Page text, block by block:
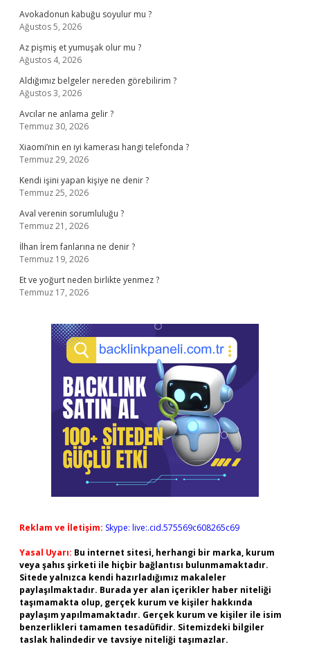
Avokadonun kabuğu soyulur mu ?
Ağustos 5, 2026
Az pişmiş et yumuşak olur mu ?
Ağustos 4, 2026
Aldığımız belgeler nereden görebilirim ?
Ağustos 3, 2026
Avcılar ne anlama gelir ?
Temmuz 30, 2026
Xiaomi’nin en iyi kamerası hangi telefonda ?
Temmuz 29, 2026
Kendi işini yapan kişiye ne denir ?
Temmuz 25, 2026
Aval verenin sorumluluğu ?
Temmuz 21, 2026
İlhan İrem fanlarına ne denir ?
Temmuz 19, 2026
Et ve yoğurt neden birlikte yenmez ?
Temmuz 17, 2026
Reklam ve İletişim: Skype: live:.cid.575569c608265c69
Yasal Uyarı: Bu internet sitesi, herhangi bir marka, kurum
veya şahıs şirketi ile hiçbir bağlantısı bulunmamaktadır.
Sitede yalnızca kendi hazırladığımız makaleler
paylaşılmaktadır. Burada yer alan içerikler haber niteliği
taşımamakta olup, gerçek kurum ve kişiler hakkında
paylaşım yapılmamaktadır. Gerçek kurum ve kişiler ile isim
benzerlikleri tamamen tesadüfidir. Sitemizdeki bilgiler
taslak halindedir ve tavsiye niteliği taşımazlar.